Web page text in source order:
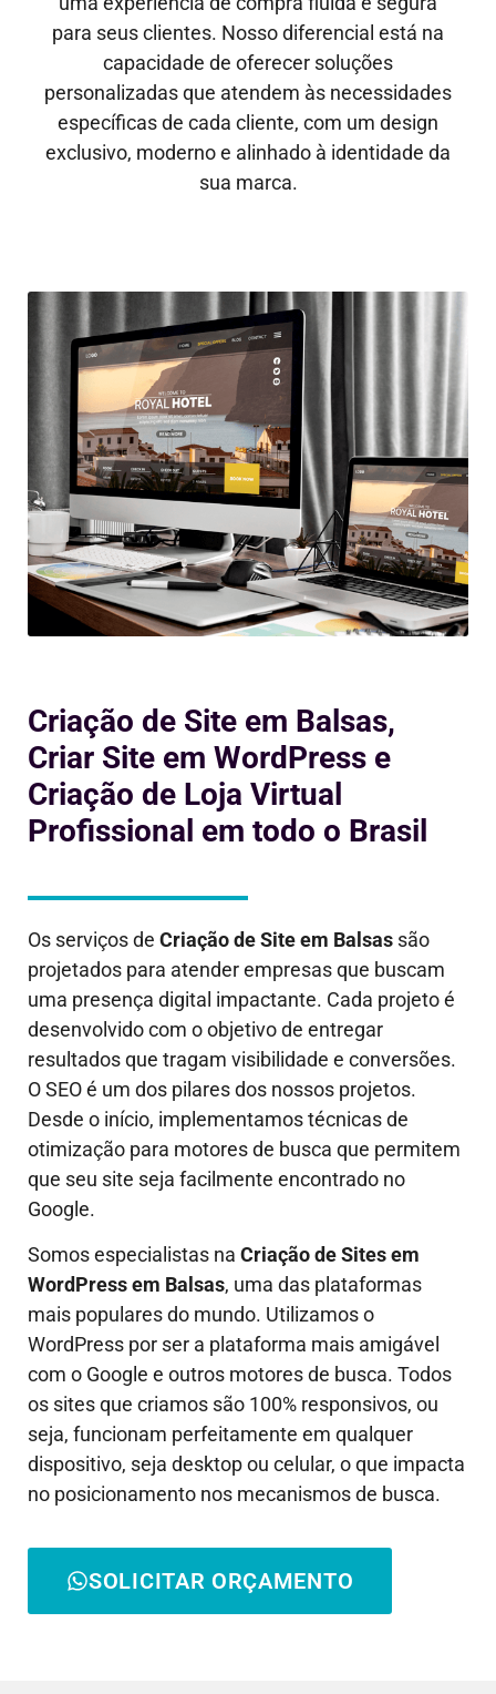
para seus clientes. Nosso diferencial está na
capacidade de oferecer soluções
personalizadas que atendem às necessidades
específicas de cada cliente, com um design
exclusivo, moderno e alinhado à identidade da
sua marca.
Criação de Site em Balsas,
Criar Site em WordPress e
Criação de Loja Virtual
Profissional em todo o Brasil
Os serviços de Criação de Site em Balsas são
projetados para atender empresas que buscam
uma presença digital impactante. Cada projeto é
desenvolvido com o objetivo de entregar
resultados que tragam visibilidade e conversões.
O SEO é um dos pilares dos nossos projetos.
Desde o início, implementamos técnicas de
otimização para motores de busca que permitem
que seu site seja facilmente encontrado no
Google.
Somos especialistas na Criação de Sites em
WordPress em Balsas, uma das plataformas
mais populares do mundo. Utilizamos o
WordPress por ser a plataforma mais amigável
com o Google e outros motores de busca. Todos
os sites que criamos são 100% responsivos, ou
seja, funcionam perfeitamente em qualquer
dispositivo, seja desktop ou celular, o que impacta
no posicionamento nos mecanismos de busca.
SOLICITAR ORÇAMENTO